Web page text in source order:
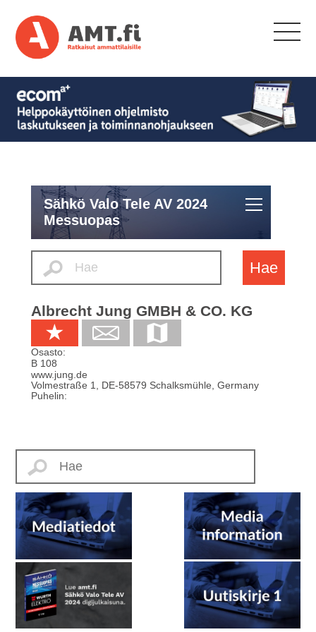
Sähkö Valo Tele AV 2024
Messuopas
Hae
Albrecht Jung GMBH & CO. KG
Osasto:
B 108
www.jung.de
Volmestraße 1
DE-58579 Schalksmühle, Germany
Puhelin: